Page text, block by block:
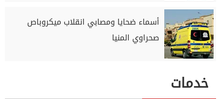
أسماء ضحايا ومصابي انقلاب ميكروباص
صحراوي المنيا
خدمات